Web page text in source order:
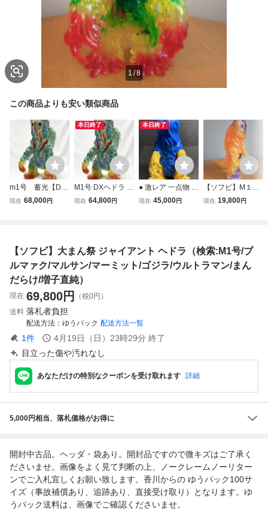
1/8
この商品よりも安い類似商品
m1号 蓄光【DX
ヘドラ】ニューカ
オプレイヤーワ
ン ゴジラ マー
ミット
現在 68,000円
本日終了
M1号 DXヘドラ ニ
ューカラー 袋なし
wf hxs izumonster
ゴジラ
現在 64,800円
本日終了
● 激レア 一点物 サ
ンプル試作品 One
品 同梱可 説明欄
必須
現在 45,000円
【ソフビ】M１号
ヘドラ ハロウィン
ゴジラ/エンカビニ
ール）
現在 19,800円
【ソフビ】大まん祭 ジャイアント ヘドラ（検索:M1号/ブ
ルマァク/マルサン/マーミット/ゴジラ/ウルトラマン/まん
だらけ/増子直純）
現在 69,800円
（税0円）
送料 落札者負担
配送方法 ゆうパック 配送方法一覧
1件 4月19日（日）23時29分 終了
目立った傷や汚れなし
あなただけの特別なクーポンを受け取れます 詳細
5,000円相当、落札価格がお得に
開封中古品。ヘッダ・袋あり。開封品ですので微キズはご了承く
ださいませ。画像をよく見て判断の上、ノークレームノーリター
ンでご入札宜しくお願い致します。香川からの ゆうパック100サ
イズ（事故補償あり、追跡あり、直接受け取り）となります。ゆ
うパック送料は、画像でご確認くださいませ。